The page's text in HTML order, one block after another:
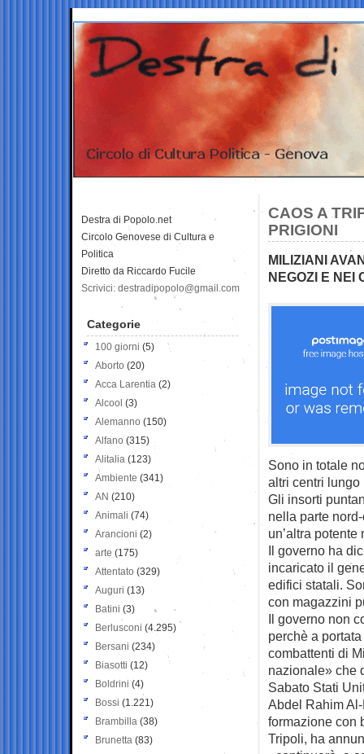
CAOS A
PRIGIONI
MILIZIANI
NEGOZI E NEI
Sono in totale
altri centri lungo
Gli insorti
nella parte
un’altra
Il governo ha
incaricato il
edifici statali.
con magazzini
Il governo non
perchè a
combattenti di
nazionale» che
Sabato Stati
Abdel Rahim
formazione con
Tripoli, ha
Destra di Popolo.net
Circolo Genovese di Cultura e
Politica
Diretto da Riccardo Fucile
Scrivici: destradipopolo@gmail.com
Categorie
100 giorni (5)
Aborto (20)
Acca Larentia (2)
Alcool (3)
Alemanno (150)
Alfano (315)
Alitalia (123)
Ambiente (341)
AN (210)
Animali (74)
Arancioni (2)
arte (175)
Attentato (329)
Auguri (13)
Batini (3)
Berlusconi (4.295)
Bersani (234)
Biasotti (12)
Boldrini (4)
Bossi (1.221)
Brambilla (38)
Brunetta (83)